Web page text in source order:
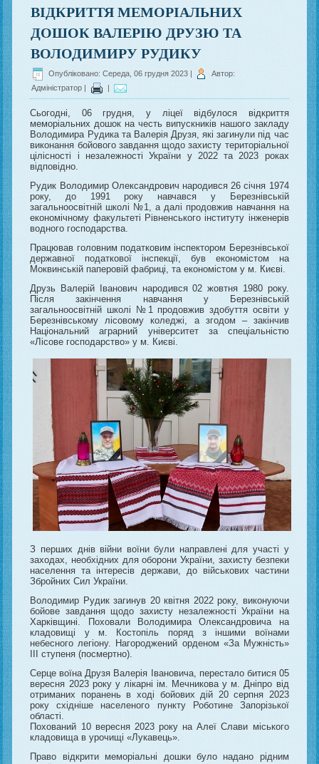
ВІДКРИТТЯ МЕМОРІАЛЬНИХ
ДОШОК ВАЛЕРІЮ ДРУЗЮ ТА
ВОЛОДИМИРУ РУДИКУ
Опубліковано: Середа, 06 грудня 2023 |
Автор:
Адміністратор
Сьогодні, 06 грудня, у ліцеї відбулося відкриття
меморіальних дошок на честь випускників нашого закладу
Володимира Рудика та Валерія Друзя, які загинули під час
виконання бойового завдання щодо захисту територіальної
цілісності і незалежності України у 2022 та 2023 роках
відповідно.
Рудик Володимир Олександрович народився 26 січня 1974
року, до 1991 року навчався у Березнівській
загальноосвітній школі №1, а далі продовжив навчання на
економічному факультеті Рівненського інституту інженерів
водного господарства.
Працював головним податковим інспектором Березнівської
державної податкової інспекції, був економістом на
Моквинській паперовій фабриці, та економістом у м. Києві.
Друзь Валерій Іванович народився 02 жовтня 1980 року.
Після закінчення навчання у Березнівській
загальноосвітній школі №1 продовжив здобуття освіти у
Березнівському лісовому коледжі, а згодом – закінчив
Національний аграрний університет за спеціальністю
«Лісове господарство» у м. Києві.
З перших днів війни воїни були направлені для участі у
заходах, необхідних для оборони України, захисту безпеки
населення та інтересів держави, до військових частини
Збройних Сил України.
Володимир Рудик загинув 20 квітня 2022 року, виконуючи
бойове завдання щодо захисту незалежності України на
Харківщині. Поховали Володимира Олександровича на
кладовищі у м. Костопіль поряд з іншими воїнами
небесного легіону. Нагороджений орденом «За Мужність»
ІІІ ступеня (посмертно).
Серце воїна Друзя Валерія Івановича, перестало битися 05
вересня 2023 року у лікарні ім. Мечникова у м. Дніпро від
отриманих поранень в ході бойових дій 20 серпня 2023
року східніше населеного пункту Роботине Запорізької
області.
Похований 10 вересня 2023 року на Алеї Слави міського
кладовища в урочищі «Лукавець».
Право відкрити меморіальні дошки було надано рідним